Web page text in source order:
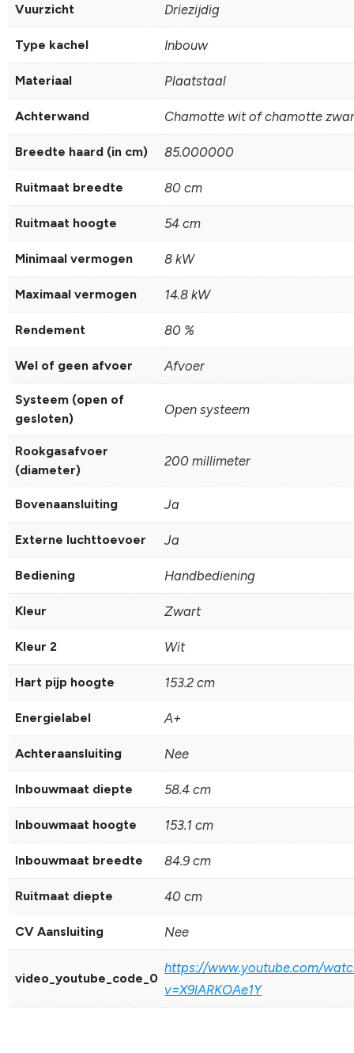
Vuurzicht Driezijdig
Type kachel Inbouw
Materiaal Plaatstaal
Achterwand Chamotte wit of chamotte
Breedte haard (in cm) 85.000000
Ruitmaat breedte 80 cm
Ruitmaat hoogte 54 cm
Minimaal vermogen 8 kW
Maximaal vermogen 14.8 kW
Rendement 80 %
Wel of geen afvoer Afvoer
Systeem (open of
gesloten)
Open systeem
Rookgasafvoer
(diameter)
200 millimeter
Bovenaansluiting Ja
Externe luchttoevoer Ja
Bediening Handbediening
Kleur Zwart
Kleur 2 Wit
Hart pijp hoogte 153.2 cm
Energielabel A+
Achteraansluiting Nee
Inbouwmaat diepte 58.4 cm
Inbouwmaat hoogte 153.1 cm
Inbouwmaat breedte 84.9 cm
Ruitmaat diepte 40 cm
CV Aansluiting Nee
video_youtube_code_0
https://www.youtube.com/
v=X9lARKOAe1Y